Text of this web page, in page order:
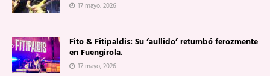
17 mayo, 2026
Fito & Fitipaldis: Su ‘aullido’ retumbó ferozmente
en Fuengirola.
17 mayo, 2026